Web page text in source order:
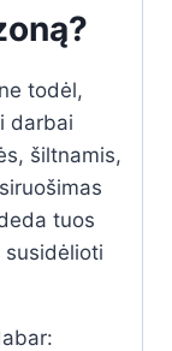
todėl,
darbai
šiltnamis,
tuos
susidėlioti